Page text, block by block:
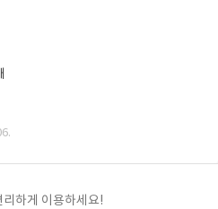
리하게 이용하세요!